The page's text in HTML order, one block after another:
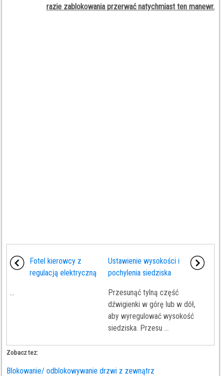
razie zablokowania przerwać natychmiast ten manewr.
Fotel kierowcy z
regulacją elektryczną
...
Ustawienie wysokości i
pochylenia siedziska
Przesunąć tylną część
dźwigienki w górę lub w dół,
aby wyregulować wysokość
siedziska. Przesu ...
Zobacz tez:
Blokowanie/ odblokowywanie drzwi z zewnątrz